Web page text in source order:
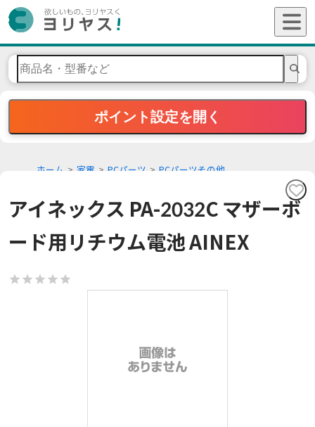
ポイント設定を開く
ホーム 家電 PCパーツ PCパーツその他
アイネックス PA-2032C マザーボ
ード用リチウム電池 AINEX